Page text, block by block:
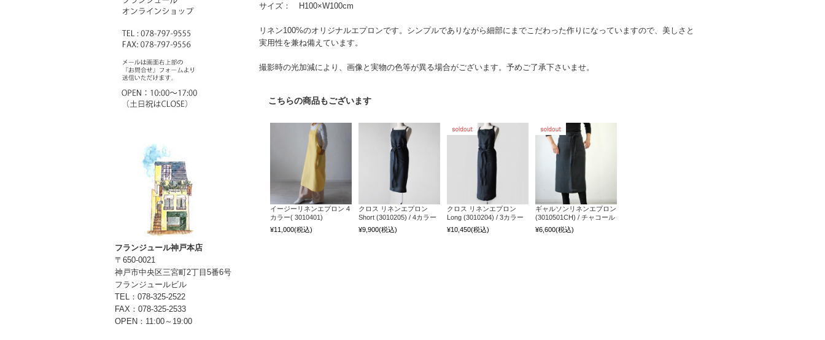
サイズ： H100×W100cm
リネン100%のオリジナルエプロンです。シンプルでありながら細部にまでこだわった作りになっていますので、美しさと
実用性を兼ね備えています。
撮影時の光加減により、画像と実物の色等が異る場合がございます。予めご了承下さいませ。
こちらの商品もございます
イージーリネンエプロン 4
カラー( 3010401)
¥11,000(税込)
クロス リネンエプロン
Short (3010205) / 4カラー
¥9,900(税込)
クロス リネンエプロン
Long (3010204) / 3カラー
¥10,450(税込)
ギャルソンリネンエプロン
(3010501CH) / チャコール
¥6,600(税込)
フランジュール神戸本店
〒650-0021
神戸市中央区三宮町2丁目5番6号
フランジュールビル
TEL：078-325-2522
FAX：078-325-2533
OPEN：11:00～19:00